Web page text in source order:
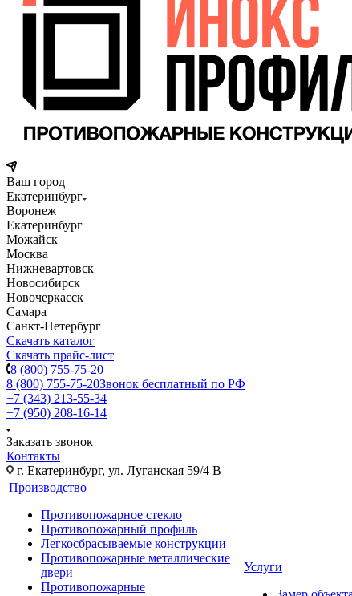
Ваш город
Екатеринбург
Воронеж
Екатеринбург
Можайск
Москва
Нижневартовск
Новосибирск
Новочеркасск
Самара
Санкт-Петербург
Скачать каталог
Скачать прайс-лист
8 (800) 755-75-20
8 (800) 755-75-20Звонок бесплатный по РФ
+7 (343) 213-55-34
+7 (950) 208-16-14
Заказать звонок
Контакты
г. Екатеринбург, ул. Луганская 59/4 В
Производство
Противопожарное стекло
Противопожарный профиль
Легкосбрасываемые конструкции
Противопожарные металлические
двери
Противопожарные
Услуги